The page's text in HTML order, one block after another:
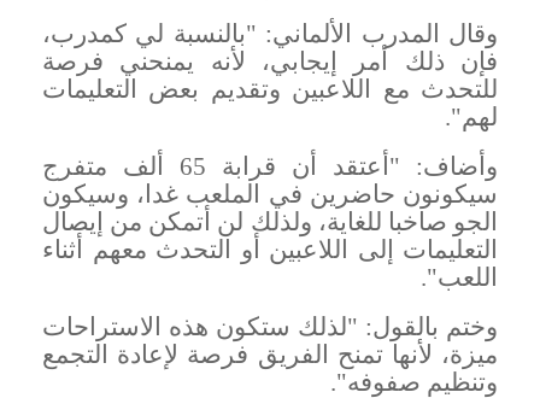
وقال المدرب الألماني: "بالنسبة لي كمدرب،
فإن ذلك أمر إيجابي، لأنه يمنحني فرصة
للتحدث مع اللاعبين وتقديم بعض التعليمات
لهم".
وأضاف: "أعتقد أن قرابة 65 ألف متفرج
سيكونون حاضرين في الملعب غدا، وسيكون
الجو صاخبا للغاية، ولذلك لن أتمكن من إيصال
التعليمات إلى اللاعبين أو التحدث معهم أثناء
اللعب".
وختم بالقول: "لذلك ستكون هذه الاستراحات
ميزة، لأنها تمنح الفريق فرصة لإعادة التجمع
وتنظيم صفوفه".